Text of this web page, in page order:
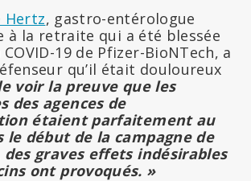
Hertz, gastro-entérologue
à la retraite qui a été blessée
19 de Pfizer-BioNTech, a
qu’il était douloureux
voir la preuve que les
des agences de
étaient parfaitement au
le début de la campagne de
graves effets indésirables
ont provoqués. »